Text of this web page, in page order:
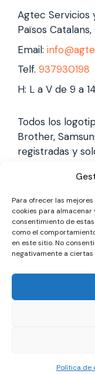
Para ofrecer las
cookies para
consentimiento de
como el
en este sitio. No
negativamente a
Política de
Agtec Servicios
Països
Email:
Telf. 937930198
H: L a V de 9 a
Todos los
Brother,
registradas y
marcas, y solo
somos un
totalmente
Los logotipos y
identificarla, no
somos un
independiente a